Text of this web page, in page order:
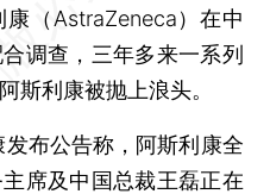
（AstraZeneca）在中
调查，三年多来一系列
斯利康被抛上浪头。
布公告称，阿斯利康全
席及中国总裁王磊正在